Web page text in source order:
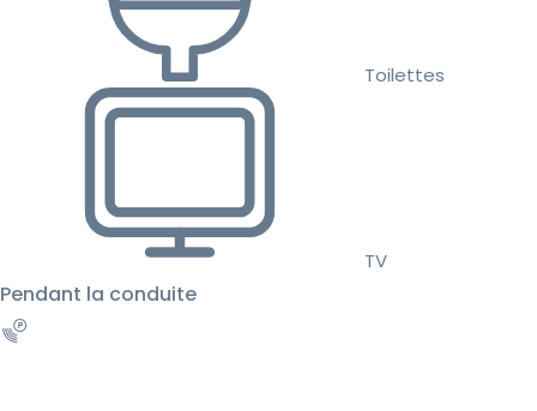
Toilettes
TV
Pendant la conduite